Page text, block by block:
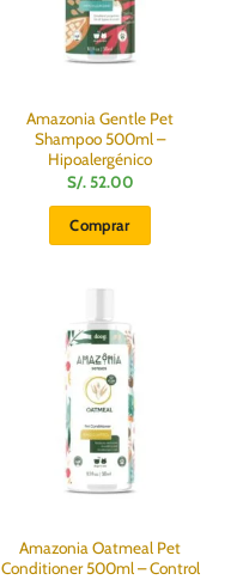
Amazonia Gentle Pet
Shampoo 500ml –
Hipoalergénico
S/. 52.00
Comprar
Amazonia Oatmeal Pet
Conditioner 500ml – Control